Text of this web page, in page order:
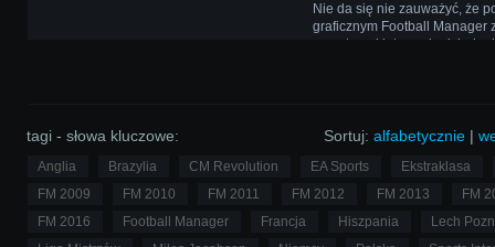
Nie da się nie zauważyć, że
graficznym Football Manager
przestrzeni lat rozwinął,
Sortuj: alfabetycznie |
tagi - słowa kluczowe:
Anglia Brazylia CM Revolution EA Sports
Ekstraklasa
FM 2009
FM 2010 FM 2011 FM 2012 FM 2013
FM
FM 2016
Football Manager Francja Hiszpania
Lech